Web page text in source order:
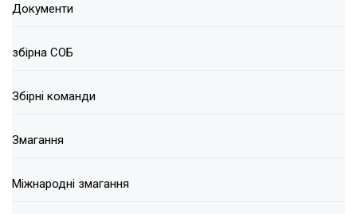
Документи
збірна СОБ
Збірні команди
Змагання
Міжнародні змагання